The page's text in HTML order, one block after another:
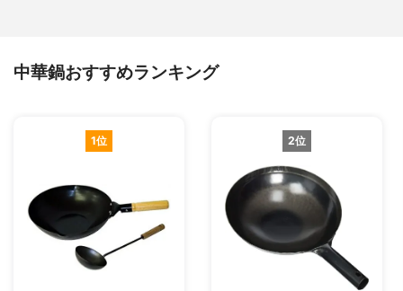
中華鍋おすすめランキング
1位 2位